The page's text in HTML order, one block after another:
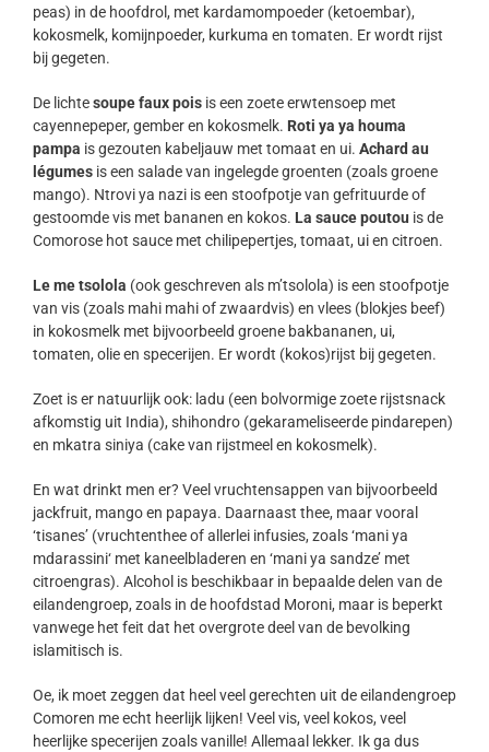
peas) in de hoofdrol, met kardamompoeder (ketoembar),
kokosmelk, komijnpoeder, kurkuma en tomaten. Er wordt rijst
bij gegeten.
De lichtesoupe faux poisis een zoete erwtensoep met
cayennepeper, gember en kokosmelk. Roti ya ya houma
pampa is gezouten kabeljauw met tomaat en ui. Achard au
légumesis een salade van ingelegde groenten (zoals groene
mango). Ntrovi ya nazi is een stoofpotje van gefrituurde of
gestoomde vis met bananen en kokos. La sauce poutou is de
Comorose hot sauce met chilipepertjes, tomaat, ui en citroen.
Le me tsolola (ook geschreven als m’tsolola) is een stoofpotje
van vis (zoals mahi mahi of zwaardvis) en vlees (blokjes beef)
in kokosmelk met bijvoorbeeld groene bakbananen, ui,
tomaten, olie en specerijen. Er wordt (kokos)rijst bij gegeten.
Zoet is er natuurlijk ook: ladu (een bolvormige zoete rijstsnack
afkomstig uit India), shihondro (gekarameliseerde pindarepen)
en mkatra siniya (cake van rijstmeel en kokosmelk).
En wat drinkt men er? Veel vruchtensappen van bijvoorbeeld
jackfruit, mango en papaya. Daarnaast thee, maar vooral
‘tisanes’ (vruchtenthee of allerlei infusies, zoals ‘mani ya
mdarassini‘ met kaneelbladeren en ‘mani ya sandze’ met
citroengras). Alcohol is beschikbaar in bepaalde delen van de
eilandengroep, zoals in de hoofdstad Moroni, maar is beperkt
vanwege het feit dat het overgrote deel van de bevolking
islamitisch is.
Oe, ik moet zeggen dat heel veel gerechten uit de eilandengroep
Comoren me echt heerlijk lijken! Veel vis, veel kokos, veel
heerlijke specerijen zoals vanille! Allemaal lekker. Ik ga dus